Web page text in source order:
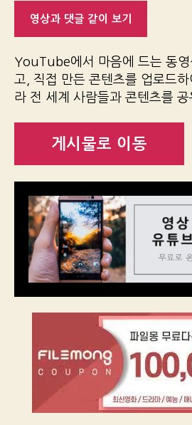
영상과 댓글 같이 보기
YouTube에서 마음에 드는 동영
고, 직접 만든 콘텐츠를 업로드
라 전 세계 사람들과 콘텐츠를 공
게시물로 이동